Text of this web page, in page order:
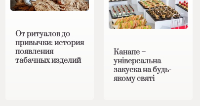
От ритуалов до
привычки: история
появления
табачных изделий
Канапе –
універсальна
закуска на будь-
якому святі